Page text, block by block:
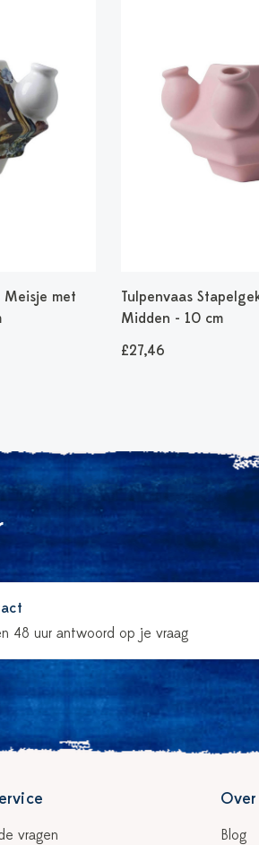
Meisje met
Tulpenvaas
Midden - 10 cm
£27,46
48 uur antwoord op je vraag
vragen Blog